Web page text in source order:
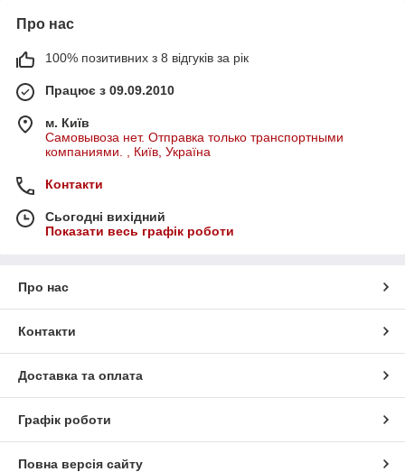
Про нас
100% позитивних з 8 відгуків за рік
Працює з 09.09.2010
м. Київ
Самовывоза нет. Отправка только транспортными
компаниями. , Київ, Україна
Контакти
Сьогодні вихідний
Показати весь графік роботи
Про нас
Контакти
Доставка та оплата
Графік роботи
Повна версія сайту